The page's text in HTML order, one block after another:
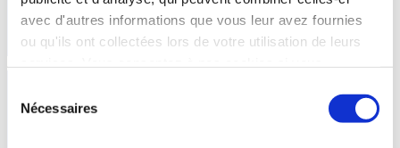
avec d'autres informations que vous leur avez fournies
ou qu'ils ont collectées lors de votre utilisation de leurs
Nécessaires
En savoir +